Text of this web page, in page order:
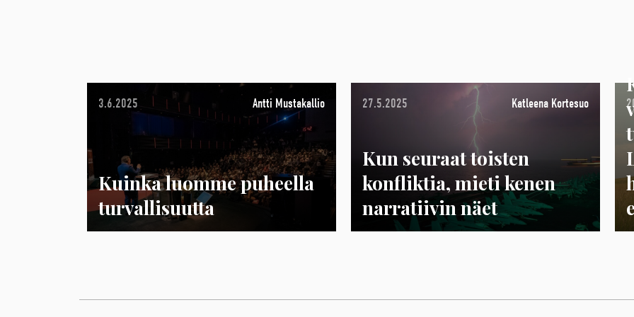
3.6.2025 Antti Mustakallio
Kuinka luomme puheella
turvallisuutta
27.5.2025 Katleena Kortesuo
Kun seuraat toisten
konfliktia, mieti kenen
narratiivin näet